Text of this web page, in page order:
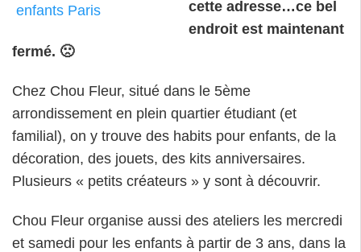
cette adresse…ce bel
endroit est maintenant
fermé. 🙁
Chez Chou Fleur, situé dans le 5ème
arrondissement en plein quartier étudiant (et
familial), on y trouve des habits pour enfants, de la
décoration, des jouets, des kits anniversaires.
Plusieurs « petits créateurs » y sont à découvrir.
Chou Fleur organise aussi des ateliers les mercredi
et samedi pour les enfants à partir de 3 ans, dans la